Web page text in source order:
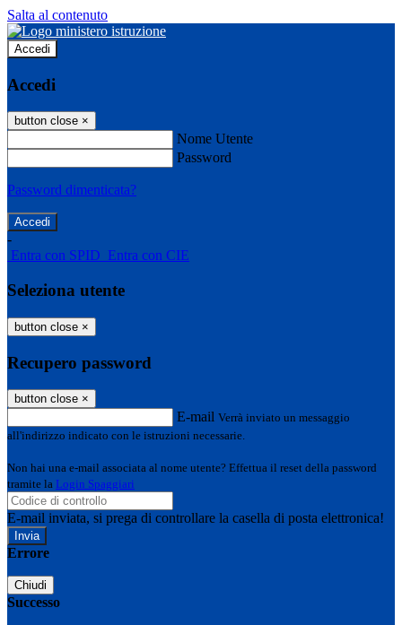
Salta al contenuto
Accedi
Accedi
button close ×
Nome Utente
Password
Password dimenticata?
-
Entra con SPID Entra con CIE
Seleziona utente
button close ×
Recupero password
button close ×
E-mail Verrà inviato un messaggio
all'indirizzo indicato con le istruzioni necessarie.
Non hai una e-mail associata al nome utente? Effettua il reset della password
tramite la Login Spaggiari
E-mail inviata, si prega di controllare la casella di posta elettronica!
Errore
Chiudi
Successo